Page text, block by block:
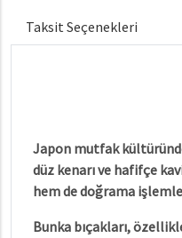
Taksit Seçenekleri
Japon mutfak
düz kenarı ve hafifçe
hem de doğrama
Bunka bıçakları,